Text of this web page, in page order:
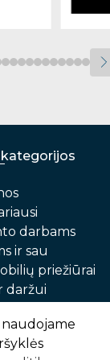
darbams
ir sau
priežiūrai
daržui
naudojame